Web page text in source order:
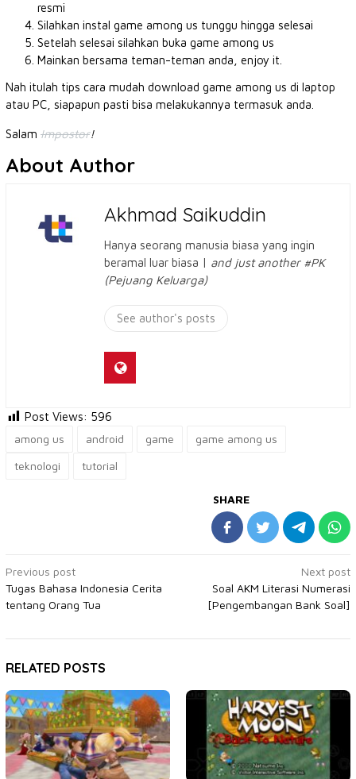
resmi
Silahkan instal game among us tunggu hingga selesai
Setelah selesai silahkan buka game among us
Mainkan bersama teman-teman anda, enjoy it.
Nah itulah tips cara mudah download game among us di laptop
atau PC, siapapun pasti bisa melakukannya termasuk anda.
Salam Impostor!
About Author
Akhmad Saikuddin
Hanya seorang manusia biasa yang ingin
beramal luar biasa | and just another #PK
(Pejuang Keluarga)
See author's posts
Post Views: 596
among us
android game
game among us
teknologi
tutorial
SHARE
Post
navigation
Previous post
Tugas Bahasa Indonesia Cerita
tentang Orang Tua
Next post
Soal AKM Literasi Numerasi
[Pengembangan Bank Soal]
RELATED POSTS